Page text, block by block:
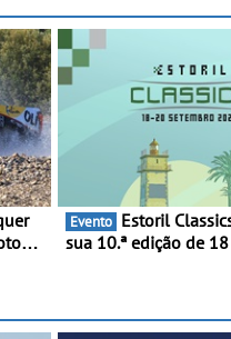
Evento
sua 10.ª edição de